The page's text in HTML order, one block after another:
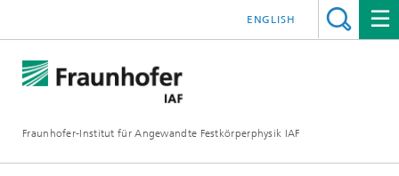
Fraunhofer-Institut für Angewandte Festkörperphysik IAF
ENGLISH